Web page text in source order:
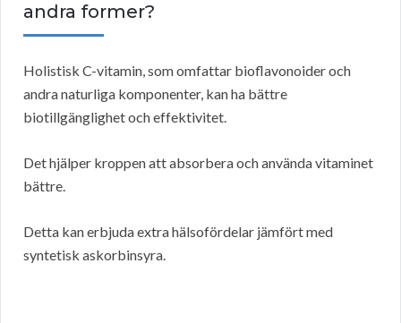
andra former?
Holistisk C-vitamin, som omfattar bioflavonoider och
andra naturliga komponenter, kan ha bättre
biotillgänglighet och effektivitet.
Det hjälper kroppen att absorbera och använda vitaminet
bättre.
Detta kan erbjuda extra hälsofördelar jämfört med
syntetisk askorbinsyra.